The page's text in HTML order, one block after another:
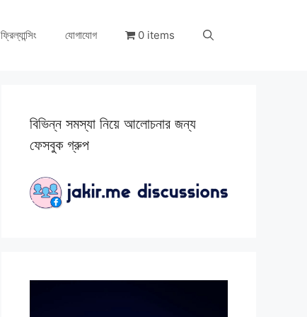
ফ্রিল্যান্সিং যোগাযোগ 0 items
বিভিন্ন সমস্যা নিয়ে আলোচনার জন্য
ফেসবুক গ্রুপ